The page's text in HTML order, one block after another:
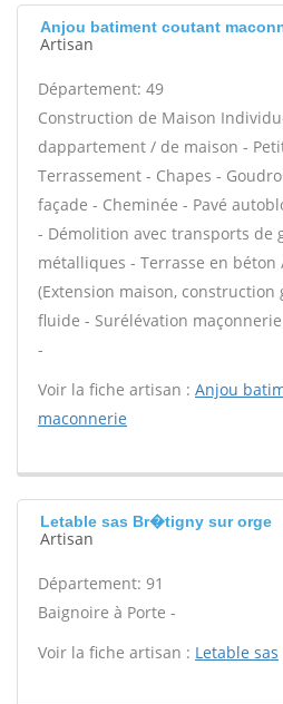
Anjou batiment coutant
Artisan
Département: 49
Construction de Maison
dappartement / de maison -
Terrassement - Chapes -
façade - Cheminée - Pavé
- Démolition avec transports de
métalliques - Terrasse en béton
(Extension maison, construction
fluide - Surélévation
-
Voir la fiche artisan : Anjou
maconnerie
Letable sas Br�tigny sur orge
Artisan
Département: 91
Baignoire à Porte -
Voir la fiche artisan : Letable sas